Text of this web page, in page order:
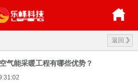
返回
气能采暖工程有哪些优势？